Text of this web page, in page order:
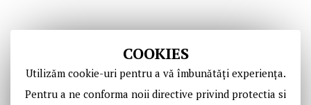
COOKIES
Utilizăm cookie-uri pentru a vă îmbunătăți experiența.
Pentru a ne conforma noii directive privind protectia si